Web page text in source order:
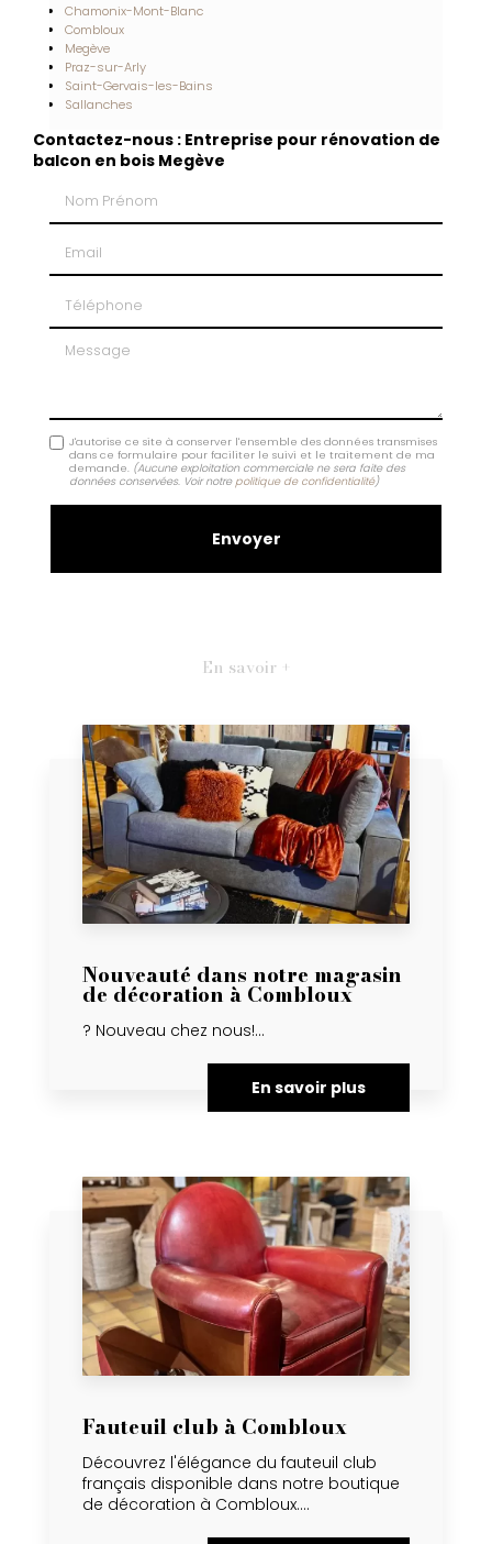
Chamonix-Mont-Blanc
Combloux
Megève
Praz-sur-Arly
Saint-Gervais-les-Bains
Sallanches
Contactez-nous : Entreprise pour rénovation de
balcon en bois Megève
Message
J'autorise ce site à conserver l'ensemble des données transmises
dans ce formulaire pour faciliter le suivi et le traitement de ma
demande. (Aucune exploitation commerciale ne sera faite des
données conservées. Voir notre politique de confidentialité)
En savoir +
Nouveauté dans notre magasin
de décoration à Combloux
? Nouveau chez nous!...
En savoir plus
Fauteuil club à Combloux
Découvrez l'élégance du fauteuil club
français disponible dans notre boutique
de décoration à Combloux....